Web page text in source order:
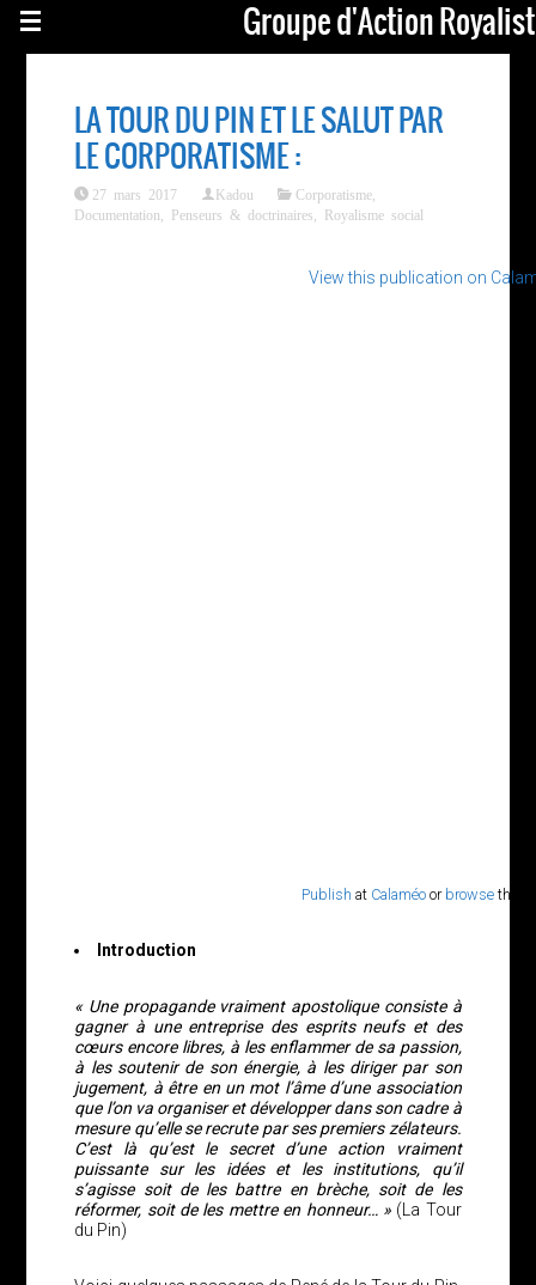
Groupe d'Action
LA TOUR DU PIN ET LE SALUT PAR
LE CORPORATISME :
27 mars 2017 Kadou Corporatisme
Documentation
Penseurs & doctrinaires Royalisme social
View this publication on
Publish at Calaméo or browse the
Introduction
« Une propagande vraiment apostolique consiste à
gagner à une entreprise des esprits neufs et des
cœurs encore libres, à les enflammer de sa passion,
à les soutenir de son énergie, à les diriger par son
jugement, à être en un mot l’âme d’une association
que l’on va organiser et développer dans son cadre à
mesure qu’elle se recrute par ses premiers zélateurs.
C’est là qu’est le secret d’une action vraiment
puissante sur les idées et les institutions, qu’il
s’agisse soit de les battre en brèche, soit de les
réformer, soit de les mettre en honneur… »(La Tour
du Pin)